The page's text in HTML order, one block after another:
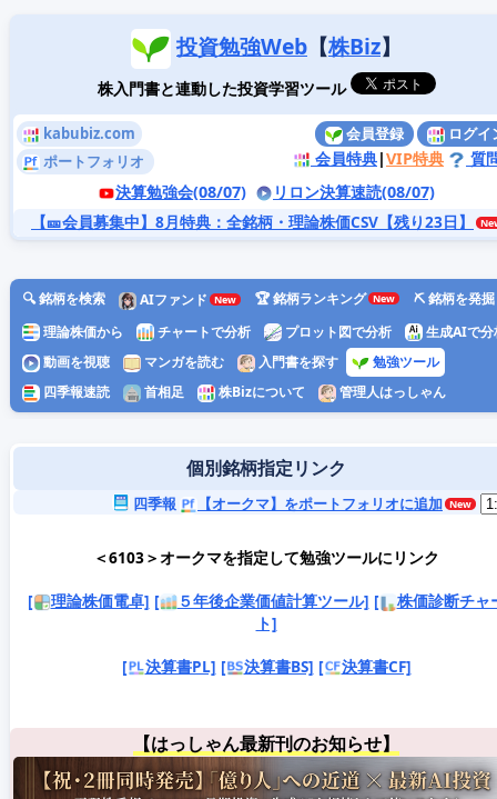
投資勉強Web 【株Biz】
株入門書と連動した投資学習ツール
kabubiz.com
ポートフォリオ
会員登録 ログイ
会員特典|VIP特典
質
決算勉強会(08/07)
リロン決算速読(08/07)
【🎫会員募集中】8月特典 ：全銘柄・理論株価CSV【残り23日】
🔍 銘柄を検索 AIファンド 🏆 銘柄ランキング
⛏️ 銘柄を発掘
理論株価から
チャートで分析 プロット図で分析
生成AIで分
動画を視聴
マンガを読む 入門書を探す
勉強ツール
四季報速読
首相足 株Bizについて 管理人はっしゃん
個別銘柄指定リンク
四季報 【オークマ】をポートフォリオに追加
＜6103＞オークマを指定して勉強ツールにリンク
[ 理論株価電卓] [ ５年後企業価値計算ツール] [
株価診断チャ
ト]
[ 決算書PL] [ 決算書BS] [ 決算書CF]
【はっしゃん最新刊のお知らせ】